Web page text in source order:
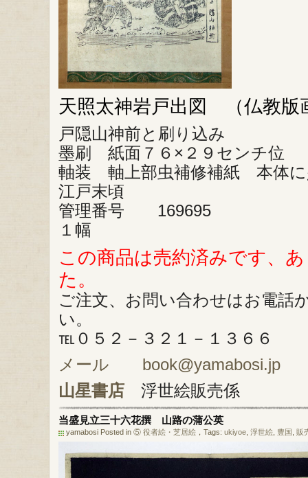
天照太神岩戸出図 （仏教版
戸隠山神前と刷り込み
墨刷 紙面７６×２９センチ位
軸装 軸上部虫補修補紙 本体に
江戸末頃
管理番号 169695
１幅
この商品は売約済みです、
た。
ご注文、お問い合わせはお電話
い。
℡０５２－３２１－１３６６
メール book@yamabosi.jp
山星書店 浮世絵販売係
当盛見立三十六花撰 山路の蒲公英
yamabosi Posted in ⑤ 役者絵・芝居絵 ，Tags: ukiyoe 浮世絵 豊国 販